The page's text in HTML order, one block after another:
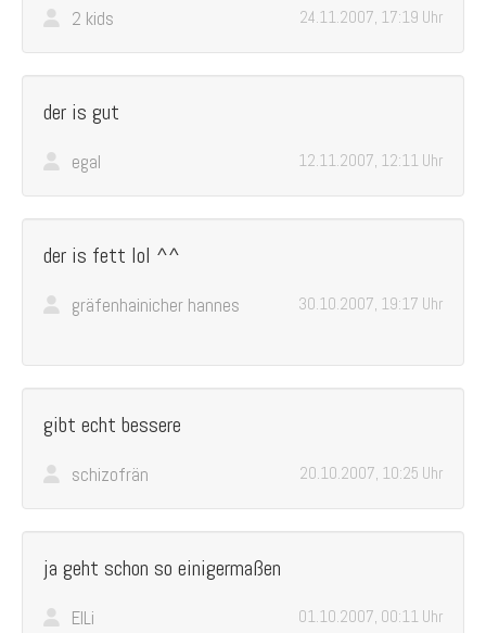
2 kids 24.11.2007, 17:19 Uhr
der is gut
egal 12.11.2007, 12:11 Uhr
der is fett lol ^^
gräfenhainicher hannes 30.10.2007, 19:17 Uhr
gibt echt bessere
schizofrän 20.10.2007, 10:25 Uhr
ja geht schon so einigermaßen
ElLi 01.10.2007, 00:11 Uhr